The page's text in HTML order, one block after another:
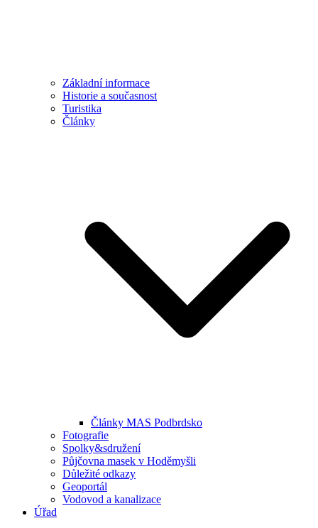
Základní informace
Historie a současnost
Turistika
Články
Články MAS Podbrdsko
Fotografie
Spolky&sdružení
Půjčovna masek v Hoděmyšli
Důležité odkazy
Geoportál
Vodovod a kanalizace
Úřad